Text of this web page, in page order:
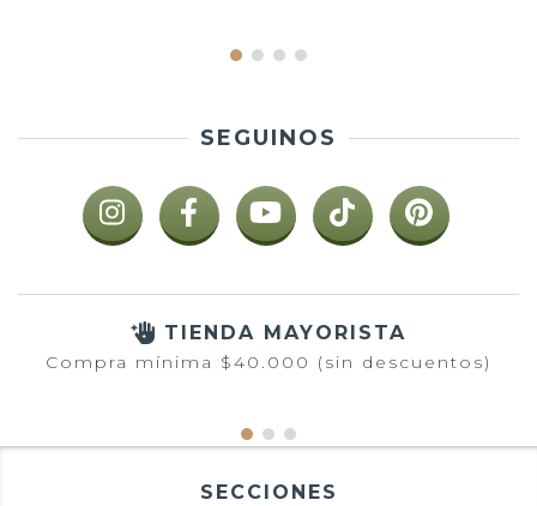
SEGUINOS
TIENDA MAYORISTA
Compra mínima $40.000 (sin descuentos)
SECCIONES